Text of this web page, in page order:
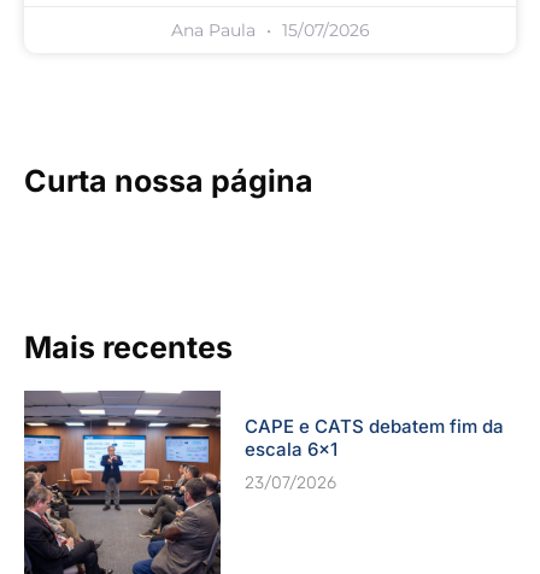
Ana Paula 15/07/2026
Curta nossa página
Mais recentes
CAPE e CATS debatem fim da
escala 6×1
23/07/2026